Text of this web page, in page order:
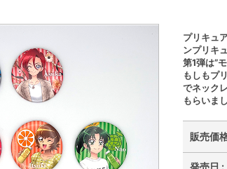
プリキュ
ンプリキ
第1弾は”
もしもプ
でネック
もらいま
販売価
発売日 :